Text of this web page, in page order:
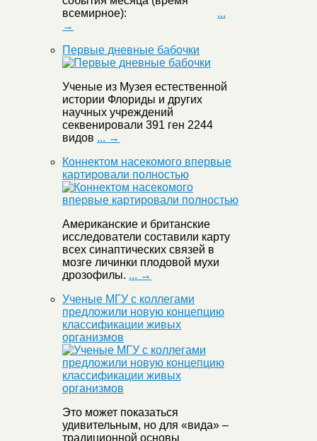
всемирное): ...
→
Первые дневные бабочки
Ученые из Музея естественной
истории Флориды и других
научных учреждений
секвенировали 391 ген 2244
видов ... →
Коннектом насекомого впервые
картировали полностью
Американские и британские
исследователи составили карту
всех синаптических связей в
мозге личинки плодовой мухи
дрозофилы. ... →
Ученые МГУ с коллегами
предложили новую концепцию
классификации живых
организмов
Это может показаться
удивительным, но для «вида» –
традиционной основы